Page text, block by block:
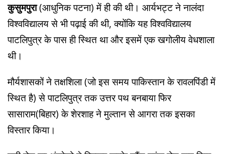
कुसुमपुरा(आधुनिक पटना) में ही की थी। आर्यभट्ट ने नालंदा
विश्वविद्यालय से भी पढ़ाई की थी, क्योंकि यह विश्वविद्यालय
पाटलिपुत्र के पास ही स्थित था और इसमें एक खगोलीय वेधशाला
थी।
मौर्यशासकों ने तक्षशिला (जो इस समय पाकिस्तान के रावलपिंडी में
स्थित है) से पाटलिपुत्र तक उत्तर पथ बनबाया फिर
सासाराम(बिहार) के शेरशाह ने मुल्तान से आगरा तक इसका
विस्तार किया।